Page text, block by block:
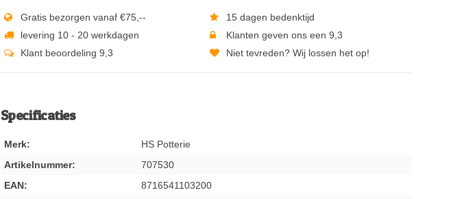
Gratis bezorgen vanaf €75,--
15 dagen bedenktijd
levering 10 - 20 werkdagen
Klanten geven ons een 9,3
Klant beoordeling 9,3
Niet tevreden? Wij lossen het op!
Specificaties
Merk:
HS Potterie
Artikelnummer:
707530
EAN:
8716541103200